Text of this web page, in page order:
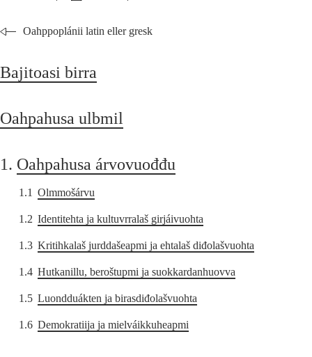
Oahppoplánii latin eller gresk
Bajitoasi birra
Oahpahusa ulbmil
1. Oahpahusa árvovuođđu
1.1 Olmmošárvu
1.2 Identitehta ja kultuvrralaš girjáivuohta
1.3 Kritihkalaš jurddašeapmi ja ehtalaš diđolašvuohta
1.4 Hutkanillu, beroštupmi ja suokkardanhuovva
1.5 Luondduákten ja birasdiđolašvuohta
1.6 Demokratiija ja mielváikkuheapmi